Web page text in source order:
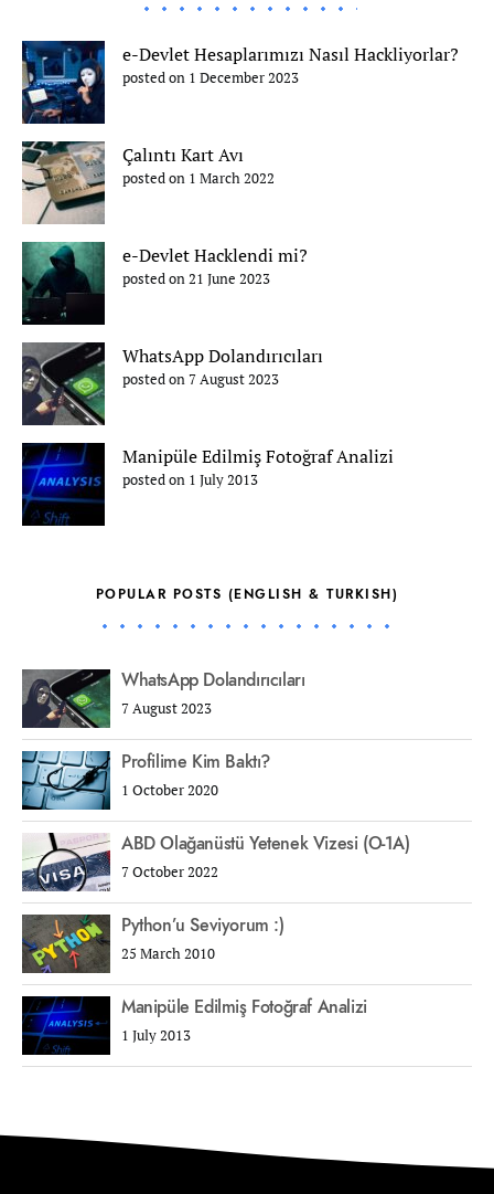
e-Devlet Hesaplarımızı Nasıl Hackliyorlar?
posted on 1 December 2023
Çalıntı Kart Avı
posted on 1 March 2022
e-Devlet Hacklendi mi?
posted on 21 June 2023
WhatsApp Dolandırıcıları
posted on 7 August 2023
Manipüle Edilmiş Fotoğraf Analizi
posted on 1 July 2013
POPULAR POSTS (ENGLISH & TURKISH)
WhatsApp Dolandırıcıları
7 August 2023
Profilime Kim Baktı?
1 October 2020
ABD Olağanüstü Yetenek Vizesi (O-1A)
7 October 2022
Python’u Seviyorum :)
25 March 2010
Manipüle Edilmiş Fotoğraf Analizi
1 July 2013